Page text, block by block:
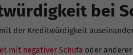
bei
der Kreditwürdigkeit
mit negativer Schufa oder